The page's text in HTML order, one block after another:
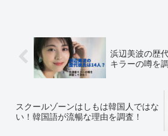
浜辺美波の歴
キラーの噂を
スクールゾーンはしもは韓国人ではな
い！韓国語が流暢な理由を調査！